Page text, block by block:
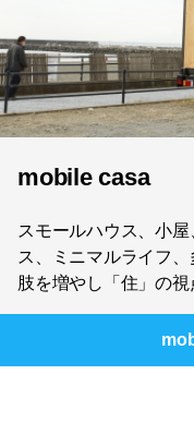
mobile casa
スモールハウス、小
ス、ミニマルライフ
肢を増やし「住」の視